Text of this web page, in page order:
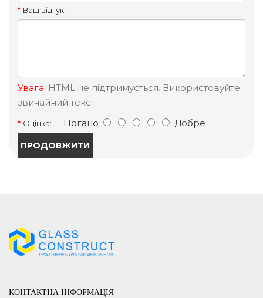
Ваш відгук:
Увага: HTML не підтримується. Використовуйте
звичайний текст.
Оцінка: Погано Добре
ПРОДОВЖИТИ
КОНТАКТНА ІНФОРМАЦІЯ